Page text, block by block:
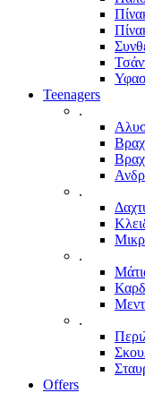
Teenagers
.
.
.
.
Offers